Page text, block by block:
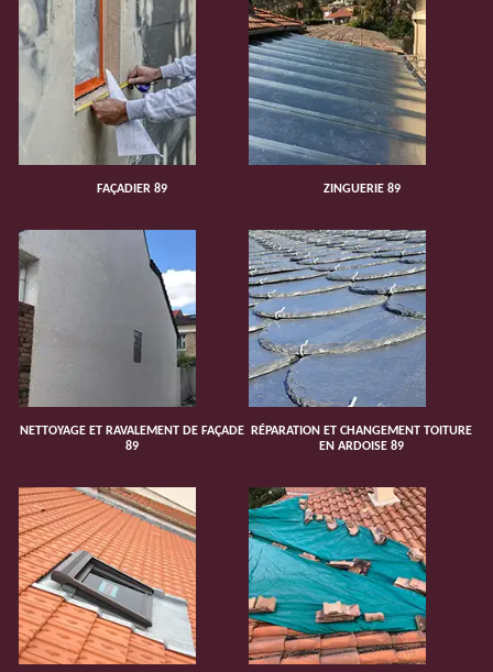
FAÇADIER 89 ZINGUERIE 89
NETTOYAGE ET RAVALEMENT DE FAÇADE
89
RÉPARATION ET CHANGEMENT TOITURE
EN ARDOISE 89